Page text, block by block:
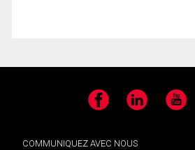
Facebook LinkedIn YouTube
COMMUNIQUEZ AVEC NOUS